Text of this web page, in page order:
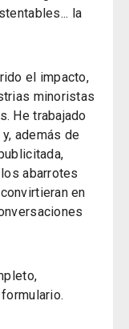
la
el impacto,
minoristas
He trabajado
además de
abarrotes
en